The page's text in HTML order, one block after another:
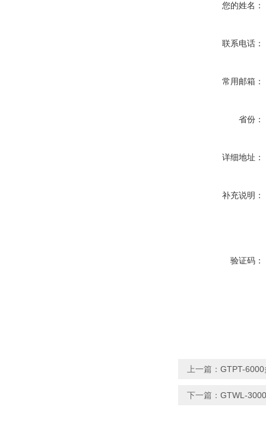
您的姓名：
联系电话：
常用邮箱：
省份：
详细地址：
补充说明：
验证码：
上一篇： GTPT-
下一篇： GTWL-